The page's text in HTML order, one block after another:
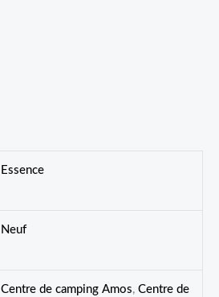
Essence
Neuf
Centre de camping Amos, Centre de